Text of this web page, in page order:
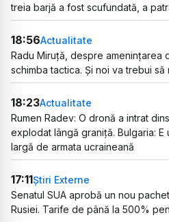
treia barjă a fost scufundată, a
18:56Actualitate
Radu Miruță, despre amenințarea
schimba tactica. Și noi va trebui să
18:23Actualitate
Rumen Radev: O dronă a intrat
explodat lângă graniță. Bulgaria:
largă de armata ucraineană
17:11Știri Externe
Senatul SUA aprobă un nou
Rusiei. Tarife de până la 500%